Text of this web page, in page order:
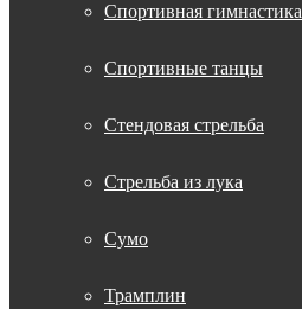
Спортивная гимнастика
Спортивные танцы
Стендовая стрельба
Стрельба из лука
Сумо
Трамплин